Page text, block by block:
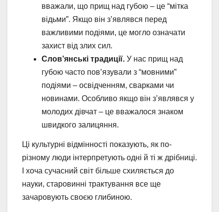
вважали, що прищ над губою – це “мітка
відьми”. Якщо він з’являвся перед
важливими подіями, це могло означати
захист від злих сил.
Слов’янські традиції. У нас прищ над
губою часто пов’язували з “мовними”
подіями – освідченням, сварками чи
новинами. Особливо якщо він з’являвся у
молодих дівчат – це вважалося знаком
швидкого залицяння.
Ці культурні відмінності показують, як по-
різному люди інтерпретують одні й ті ж дрібниці.
І хоча сучасний світ більше схиляється до
науки, старовинні трактування все ще
зачаровують своєю глибиною.